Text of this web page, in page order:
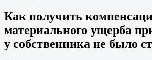
Как получить
материального ущерба
у собственника не было